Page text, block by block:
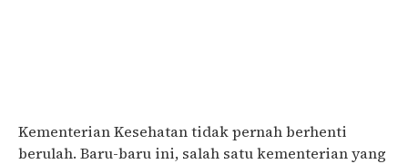
Kementerian Kesehatan tidak pernah berhenti
berulah. Baru-baru ini, salah satu kementerian yang